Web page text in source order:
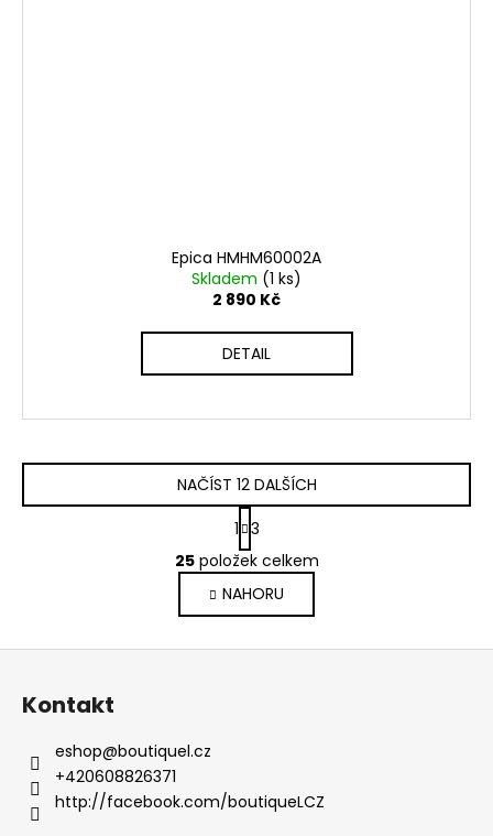
Epica HMHM60002A
Skladem (1 ks)
2 890 Kč
DETAIL
O
v
l
á
d
v
k
NAČÍST 12 DALŠÍCH
S
t
r
á
n
k
o
1 3
25položek celkem
NAHORU
Z
Kontakt
eshop@boutiquel.cz
+420608826371
http://facebook.com/boutiqueLCZ